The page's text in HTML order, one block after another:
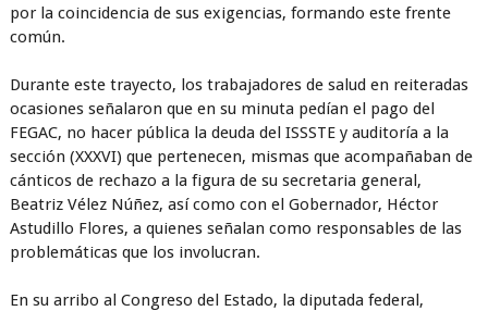
por la coincidencia de sus exigencias, formando este frente
común.
Durante este trayecto, los trabajadores de salud en reiteradas
ocasiones señalaron que en su minuta pedían el pago del
FEGAC, no hacer pública la deuda del ISSSTE y auditoría a la
sección (XXXVI) que pertenecen, mismas que acompañaban de
cánticos de rechazo a la figura de su secretaria general,
Beatriz Vélez Núñez, así como con el Gobernador, Héctor
Astudillo Flores, a quienes señalan como responsables de las
problemáticas que los involucran.
En su arribo al Congreso del Estado, la diputada federal,